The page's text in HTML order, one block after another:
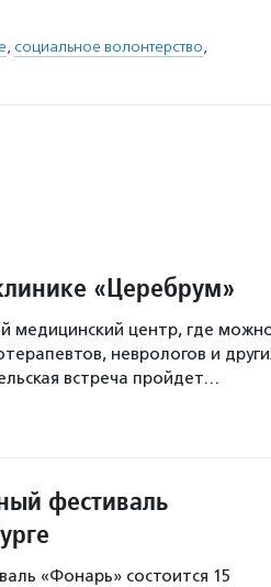
, социальное волонтерство,
«Церебрум»
медицинский центр, где
неврологов и
встреча пройдет…
фестиваль
«Фонарь» состоится 15